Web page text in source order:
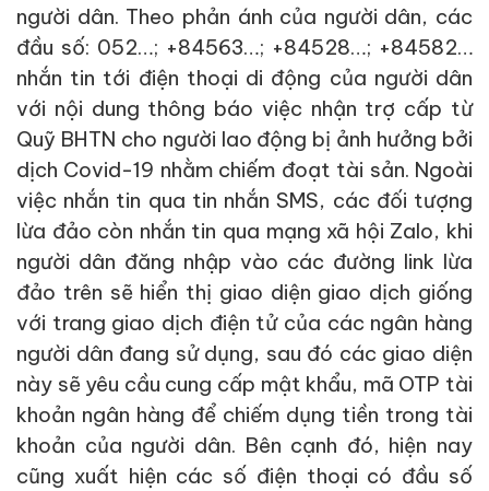
người dân. Theo phản ánh của người dân, các
đầu số: 052…; +84563…; +84528…; +84582…
nhắn tin tới điện thoại di động của người dân
với nội dung thông báo việc nhận trợ cấp từ
Quỹ BHTN cho người lao động bị ảnh hưởng bởi
dịch Covid-19 nhằm chiếm đoạt tài sản. Ngoài
việc nhắn tin qua tin nhắn SMS, các đối tượng
lừa đảo còn nhắn tin qua mạng xã hội Zalo, khi
người dân đăng nhập vào các đường link lừa
đảo trên sẽ hiển thị giao diện giao dịch giống
với trang giao dịch điện tử của các ngân hàng
người dân đang sử dụng, sau đó các giao diện
này sẽ yêu cầu cung cấp mật khẩu, mã OTP tài
khoản ngân hàng để chiếm dụng tiền trong tài
khoản của người dân. Bên cạnh đó, hiện nay
cũng xuất hiện các số điện thoại có đầu số